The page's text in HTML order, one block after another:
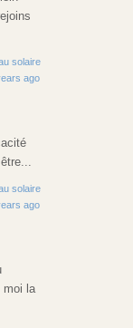
solaire
ago
solaire
ago
moi la